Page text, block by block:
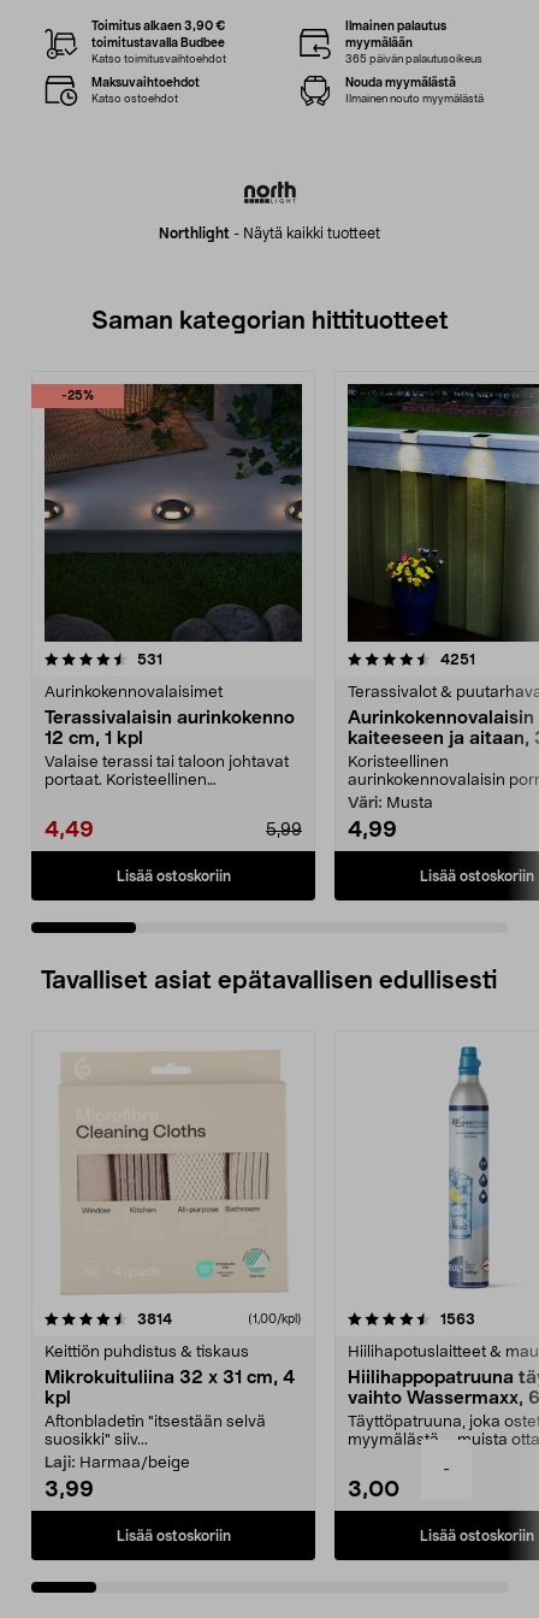
-
Northlight - Näytä kaikki tuotteet
Toimitus alkaen 3,90 €
toimitustavalla Budbee
Katso toimitusvaihtoehdot
Ilmainen palautus
myymälään
365 päivän palautusoikeus
Maksuvaihtoehdot
Katso ostoehdot
Nouda myymälästä
Ilmainen nouto myymälästä
Saman kategorian hittituotteet
-25%
531
Aurinkokennovalaisimet
Terassivalaisin aurinkokenno
12 cm, 1 kpl
Valaise terassi tai taloon johtavat
portaat. Koristeellinen
4,49 5,99
Lisää ostoskoriin
4.5 viidestä
4251
Terassivalot &
Aurinkokennovalaisin
kaiteeseen ja aitaan,
Koristeellinen
aurinkokennovalaisin
Väri: Musta
4,99
Lisää ostoskoriin
4.5 viidestä
Tavalliset asiat epätavallisen edullisesti
3814arvostelut (1,00/kpl)
Keittiön puhdistus & tiskaus
Mikrokuituliina 32 x 31 cm, 4
kpl
Aftonbladetin "itsestään selvä
suosikki" siiv...
Laji: Harmaa/beige
3,99
Lisää ostoskoriin
4.5viidestä
1563
Hiilihapotuslaitteet &
Hiilihappopatruuna
vaihto Wassermaxx,
Täyttöpatruuna, joka
myymälästä – muista
3,00
Lisää ostoskoriin
4.5viidestä